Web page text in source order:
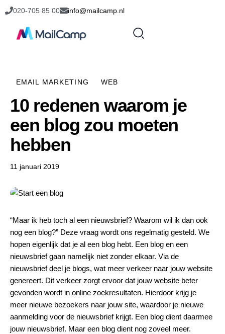
020-705 85 00 info@mailcamp.nl
EMAIL MARKETING WEB
10 redenen waarom je
een blog zou moeten
hebben
11 januari 2019
“Maar ik heb toch al een nieuwsbrief? Waarom wil ik dan ook
nog een blog?” Deze vraag wordt ons regelmatig gesteld. We
hopen eigenlijk dat je al een blog hebt. Een blog en een
nieuwsbrief gaan namelijk niet zonder elkaar. Via de
nieuwsbrief deel je blogs, wat meer verkeer naar jouw website
genereert. Dit verkeer zorgt ervoor dat jouw website beter
gevonden wordt in online zoekresultaten. Hierdoor krijg je
meer nieuwe bezoekers naar jouw site, waardoor je nieuwe
aanmelding voor de nieuwsbrief krijgt. Een blog dient daarmee
jouw nieuwsbrief. Maar een blog dient nog zoveel meer.